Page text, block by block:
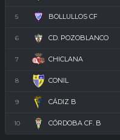
5 BOLLULLOS CF
6 CD. POZOBLANCO
7 CHICLANA
8 CONIL
9 CÁDIZ B
10 CÓRDOBA CF. B